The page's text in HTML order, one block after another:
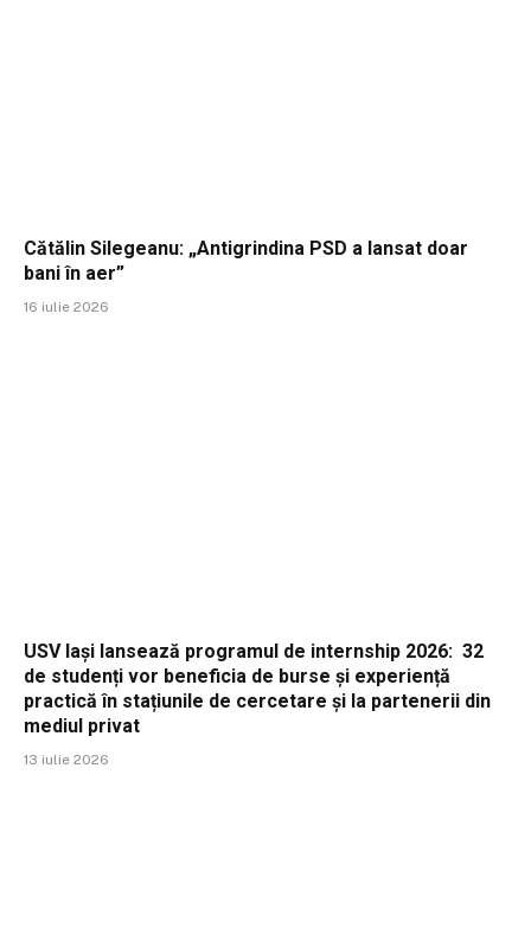
Cătălin Silegeanu: „Antigrindina PSD a lansat doar
bani în aer”
16 iulie 2026
USV Iași lansează programul de internship 2026: 32
de studenți vor beneficia de burse și experiență
practică în stațiunile de cercetare și la partenerii din
mediul privat
13 iulie 2026